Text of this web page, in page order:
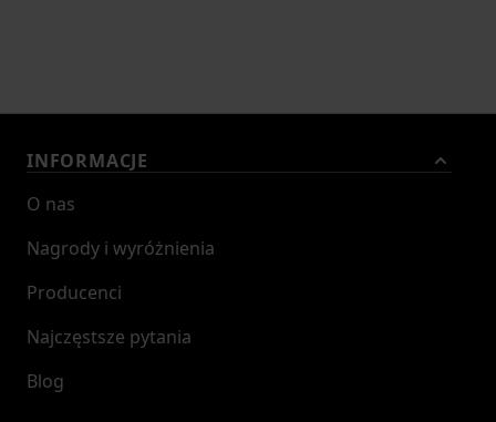
INFORMACJE
O nas
Nagrody i wyróżnienia
Producenci
Najczęstsze pytania
Blog